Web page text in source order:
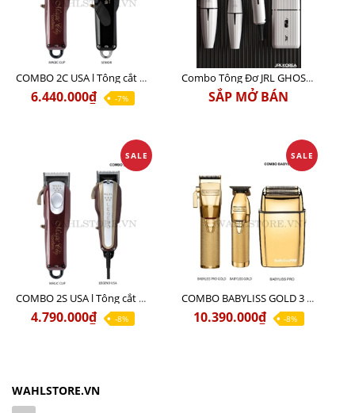
COMBO 2C USA l Tông cắt Senior + Tông cắt Magic clip
6.440.000₫ -7%
Combo Tông Đơ JRL GHOST 3 Limited Edition Chính Hãng USA
SẮP MỞ BÁN
SALE
COMBO 2S USA l Tông cắt LEGEND USA CÓ DÂY 220V + Tông pin MAGIC CLIP
4.790.000₫ -8%
SALE
COMBO BABYLISS GOLD 3 cao cấp chính hãng
10.390.000₫ -8%
WAHLSTORE.VN